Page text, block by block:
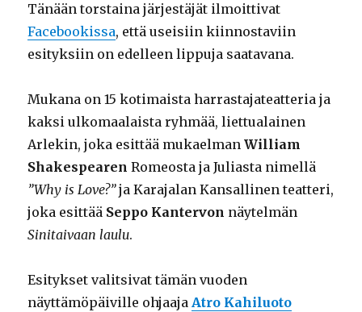
Tänään torstaina järjestäjät ilmoittivat
Facebookissa, että useisiin kiinnostaviin
esityksiin on edelleen lippuja saatavana.
Mukana on 15 kotimaista harrastajateatteria ja
kaksi ulkomaalaista ryhmää, liettualainen
Arlekin, joka esittää mukaelmanWilliam
Shakespearen Romeosta ja Juliasta nimellä
”Why is Love?”ja Karajalan Kansallinen teatteri,
joka esittää Seppo Kantervon näytelmän
Sinitaivaan laulu.
Esitykset valitsivat tämän vuoden
näyttämöpäiville ohjaajaAtro Kahiluoto